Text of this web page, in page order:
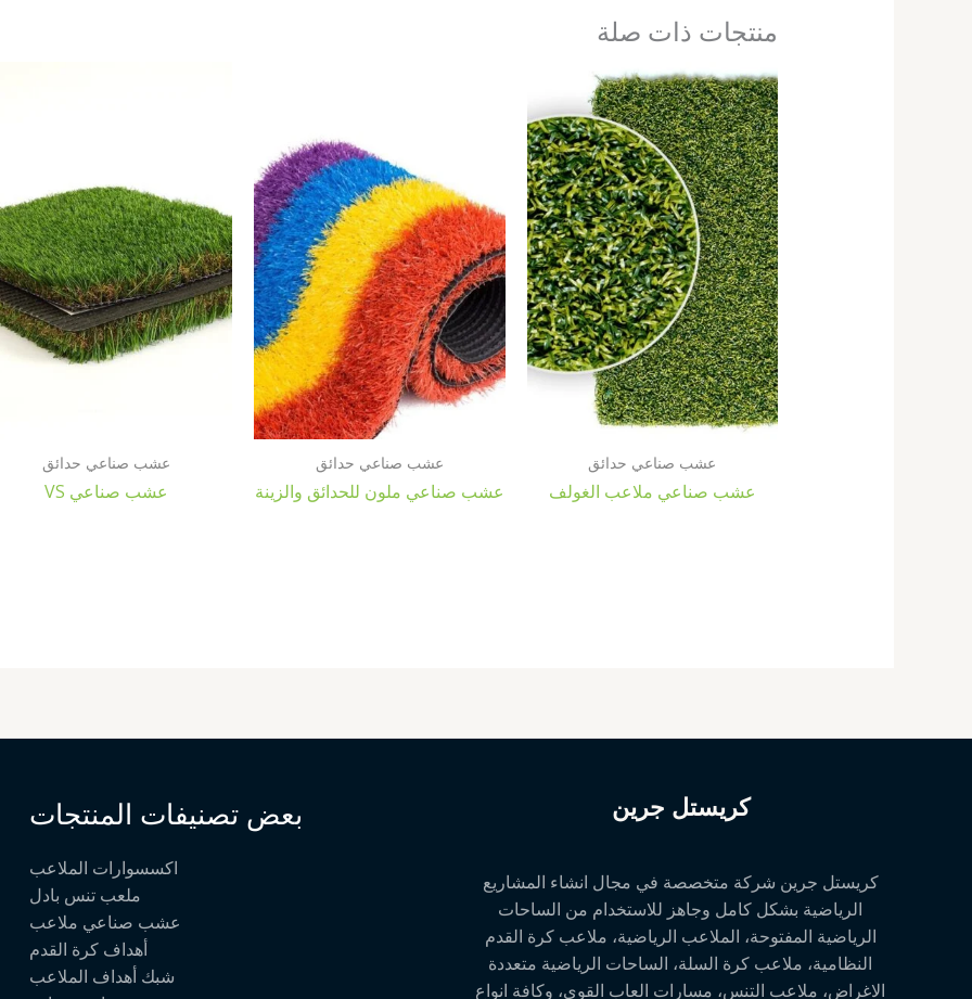
منتجات ذات صلة
عشب صناعي حدائق
عشب صناعي ملاعب الغولف
عشب صناعي حدائق
عشب صناعي ملون للحدائق والزينة
عشب صناعي حدائق
عشب صناعي VS
كريستل جرين
كريستل جرين شركة متخصصة في مجال انشاء المشاريع
الرياضية بشكل كامل وجاهز للاستخدام من الساحات
الرياضية المفتوحة، الملاعب الرياضية، ملاعب كرة القدم
النظامية، ملاعب كرة السلة، الساحات الرياضية متعددة
الاغراض، ملاعب التنس، مسارات العاب القوى، وكافة انواع
بعض تصنيفات المنتجات
اكسسوارات الملاعب
ملعب تنس بادل
عشب صناعي ملاعب
أهداف كرة القدم
شبك أهداف الملاعب